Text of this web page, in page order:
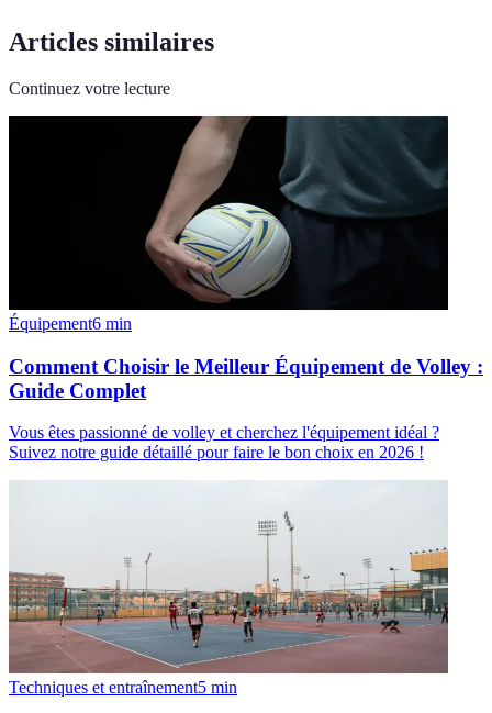
Articles similaires
Continuez votre lecture
Équipement6 min
Comment Choisir le Meilleur Équipement de Volley :
Guide Complet
Vous êtes passionné de volley et cherchez l'équipement idéal ?
Suivez notre guide détaillé pour faire le bon choix en 2026 !
Techniques et entraînement5 min